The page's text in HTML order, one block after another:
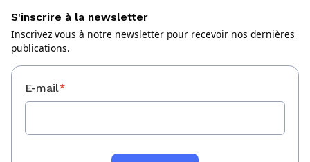
S'inscrire à la newsletter
Inscrivez vous à notre newsletter pour recevoir nos dernières
publications.
E-mail*